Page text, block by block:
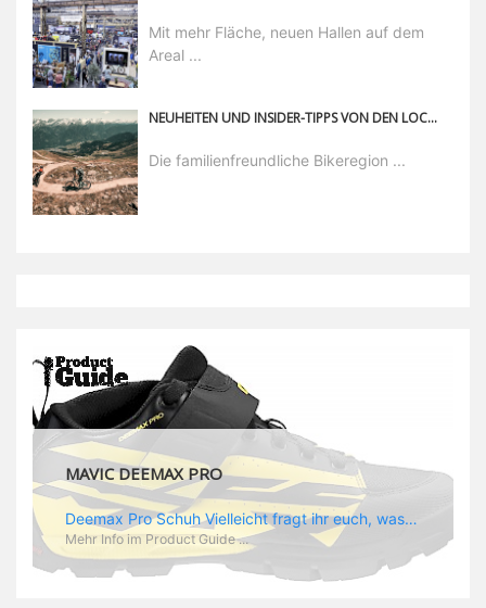
Mit mehr Fläche, neuen Hallen auf dem
Areal ...
NEUHEITEN UND INSIDER-TIPPS VON DEN LOCALS AUS SERFAUS-FISS-LADIS
Die familienfreundliche Bikeregion ...
MAVIC DEEMAX PRO
Deemax Pro Schuh Vielleicht fragt ihr euch, was ein Schuh mit Deemax zu tun hat? Nun, hier spielt vor allem der Einsatzzweck eine Rolle: Deemax steht für Gravity pur und dafür ist auch der neue Schuh gedacht, der vor allem den Ideen von Downhill Legende Fabien Barel entspricht. Der Schuh soll ganz der Deemax Philosophie entsprechen: kompromisslose Funktion, effizient und hoher Komfort standen auf der Wunschliste von Fabien. Und das kam dabei heraus: - die neue „Energy Grip AM“ Sohle bietet maximale Stabilität und optimalen Grip auf dem Pedal. - die „Ergo Fit“ Innensohle soll super hohen Komfort bieten und optimal sitzen und zwar den ganzen Tag lang. - eine 3D-Mesch-Konstruktion soll den Fuß belüften und sowohl bei Sonne also auch unter kühlen Bedingungen für optimales Fußklima sorgen - die Assymetrische Konstruktion mit höherem Seitenteil innen soll den Knöchel optimal schützen - extra Schutz für die Zehen und die Fersen
Mehr Info im Product Guide ...